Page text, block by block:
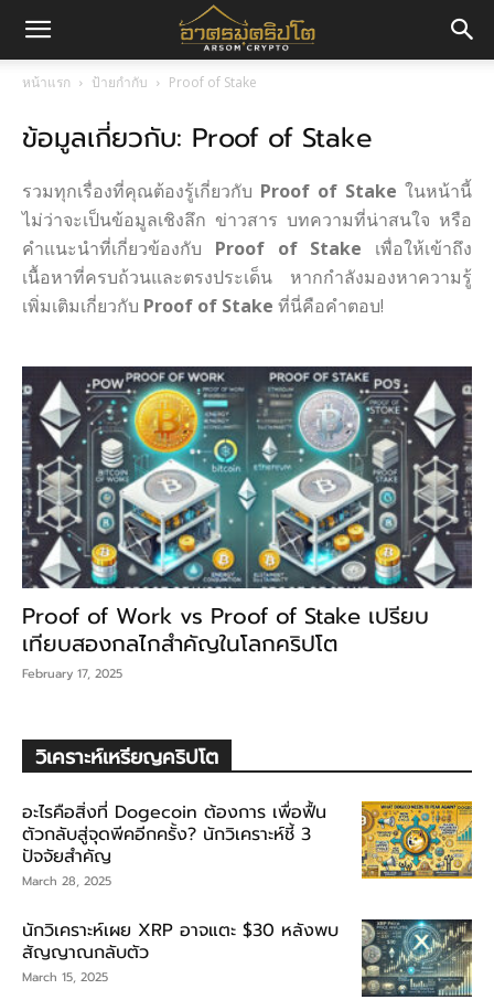
มค
ปโต
หน้าแรก ป้ายกำกับ Proof of Stake
ข้อมูลเกี่ยวกับ: Proof of Stake
รวมทุกเรื่องที่คุณต้องรู้เกี่ยวกับ Proof of Stake ในหน้านี้
ไม่ว่าจะเป็นข้อมูลเชิงลึก ข่าวสาร บทความที่น่าสนใจ หรือ
คำแนะนำที่เกี่ยวข้องกับ Proof of Stake เพื่อให้เข้าถึง
เนื้อหาที่ครบถ้วนและตรงประเด็น หากกำลังมองหาความรู้
เพิ่มเติมเกี่ยวกับ Proof of Stake ที่นี่คือคำตอบ!
Proof of Work vs Proof of Stake เปรียบ
เทียบสองกลไกสำคัญในโลกคริปโต
February 17, 2025
วิเคราะห์เหรียญคริปโต
อะไรคือสิ่งที่ Dogecoin ต้องการ เพื่อฟื้น
ตัวกลับสู่จุดพีคอีกครั้ง? นักวิเคราะห์ชี้ 3
ปัจจัยสำคัญ
March 28, 2025
นักวิเคราะห์เผย XRP อาจแตะ $30 หลังพบ
สัญญาณกลับตัว
March 15, 2025